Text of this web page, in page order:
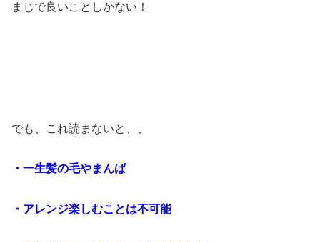
まじで良いことしかない！
でも、これ読まないと、、
・一生髪の毛やまんば
・アレンジ楽しむことは不可能